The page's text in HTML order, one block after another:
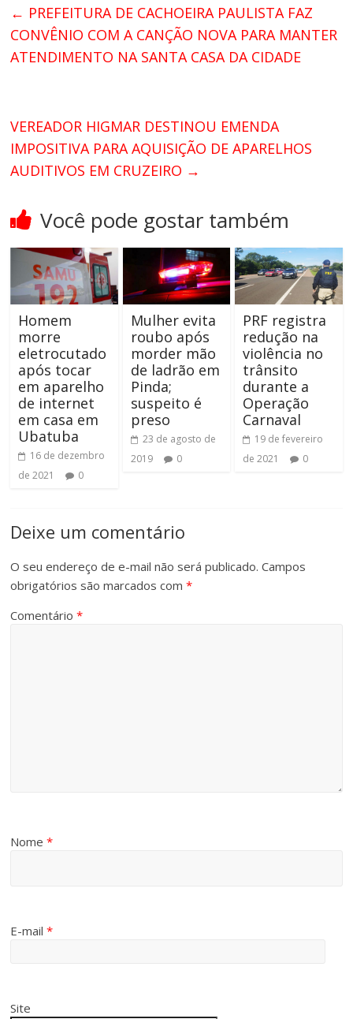
← PREFEITURA DE CACHOEIRA PAULISTA FAZ
CONVÊNIO COM A CANÇÃO NOVA PARA MANTER
ATENDIMENTO NA SANTA CASA DA CIDADE
VEREADOR HIGMAR DESTINOU EMENDA
IMPOSITIVA PARA AQUISIÇÃO DE APARELHOS
AUDITIVOS EM CRUZEIRO →
Você pode gostar também
Homem
morre
eletrocutado
após tocar
em aparelho
de internet
em casa em
Ubatuba
16 de dezembro
de 2021
0
Mulher evita
roubo após
morder mão
de ladrão em
Pinda;
suspeito é
preso
23 de agosto de
2019
0
PRF registra
redução na
violência no
trânsito
durante a
Operação
Carnaval
19 de fevereiro
de 2021
0
Deixe um comentário
O seu endereço de e-mail não será publicado. Campos
obrigatórios são marcados com*
Comentário*
Nome*
E-mail*
Site